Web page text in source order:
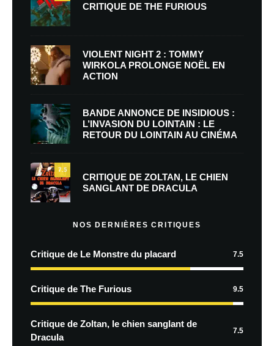
CRITIQUE DE THE FURIOUS
VIOLENT NIGHT 2 : TOMMY
WIRKOLA PROLONGE NOËL EN
ACTION
BANDE ANNONCE DE INSIDIOUS :
L’INVASION DU LOINTAIN : LE
RETOUR DU LOINTAIN AU CINÉMA
7.5
CRITIQUE DE ZOLTAN, LE CHIEN
SANGLANT DE DRACULA
NOS DERNIÈRES CRITIQUES
Critique de Le Monstre du placard 7.5
Critique de The Furious 9.5
Critique de Zoltan, le chien sanglant de
Dracula
7.5